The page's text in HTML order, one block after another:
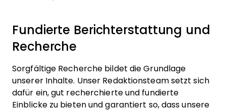
Fundierte Berichterstattung und
Recherche
Sorgfältige Recherche bildet die Grundlage
unserer Inhalte. Unser Redaktionsteam setzt sich
dafür ein, gut recherchierte und fundierte
Einblicke zu bieten und garantiert so, dass unsere